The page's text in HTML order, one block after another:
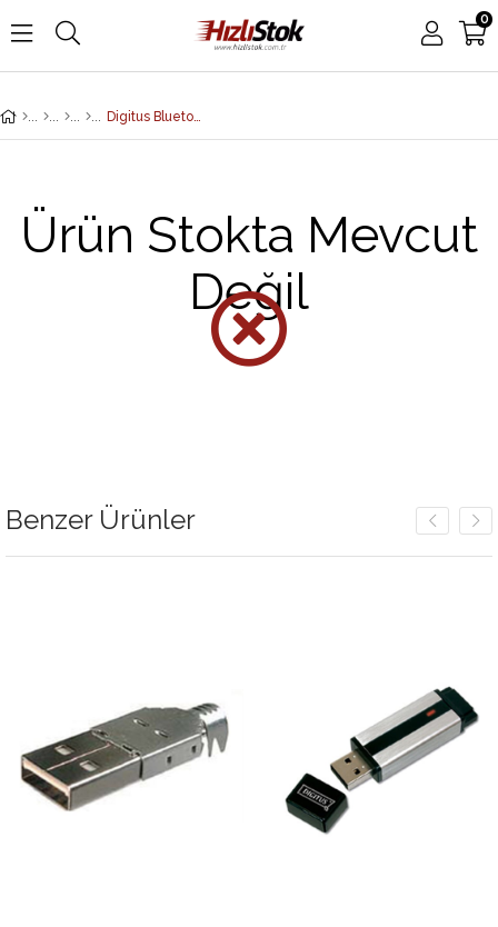
0
Digitus Bluetooth 4.0 Minik USB Adaptör<br> Digitus Bluetooth V4.0 + EDR Tiny USB Adapter, Class 2 CSR chipset
Benzer Ürünler